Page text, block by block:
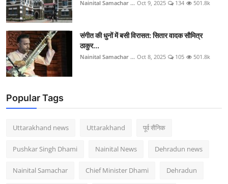
Nainital Samachar ... Oct 9, 2025 134 501.8k
संगीत की धुनों में बसी विरासत: सितार वादक सौमित्र
ठाकुर...
Nainital Samachar ... Oct 8, 2025 105 501.8k
Popular Tags
Uttarakhand news Uttarakhand पूर्व सैनिक
Pushkar Singh Dhami Nainital News Dehradun news
Nainital Samachar Chief Minister Dhami Dehradun